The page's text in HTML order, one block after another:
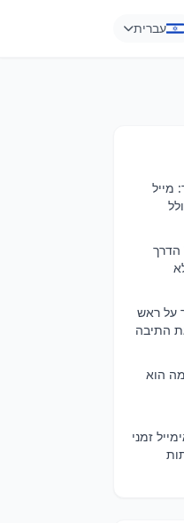
עברית
מייל
דקות? הדרך
על ראש
התיבה
הוא
זמני